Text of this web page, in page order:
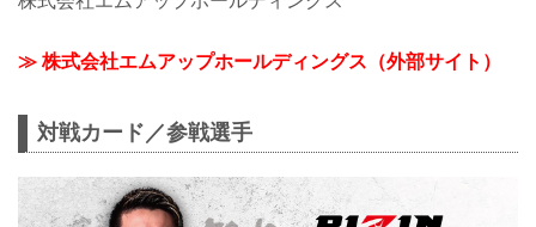
≫ 株式会社エムアップホールディングス（外部サイト）
対戦カード／参戦選手